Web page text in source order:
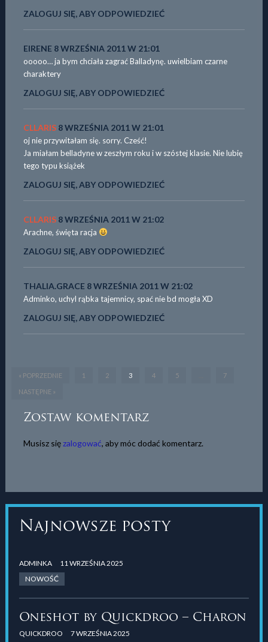
ZALOGUJ SIĘ, ABY ODPOWIEDZIEĆ
EIRENE 8 WRZEŚNIA 2011 W 21:01
ooooo… ja bym chciała zagrać Balladynę. uwielbiam czarne
charaktery
ZALOGUJ SIĘ, ABY ODPOWIEDZIEĆ
CLLARIS 8 WRZEŚNIA 2011 W 21:01
oj nie przywitałam się. sorry. Cześć!
Ja miałam belladyne w zeszłym roku i w szóstej klasie. Nie lubię
tego typu książek
ZALOGUJ SIĘ, ABY ODPOWIEDZIEĆ
CLLARIS 8 WRZEŚNIA 2011 W 21:02
Arachne, święta racja
ZALOGUJ SIĘ, ABY ODPOWIEDZIEĆ
THALIA.GRACE 8 WRZEŚNIA 2011 W 21:02
Adminko, uchyl rąbka tajemnicy, spać nie bd mogła XD
ZALOGUJ SIĘ, ABY ODPOWIEDZIEĆ
« POPRZEDNIE 1 2 3 4 5 7
NASTĘPNE »
Zostaw komentarz
Musisz sięzalogować, aby móc dodać komentarz.
Najnowsze posty
ADMINKA
11 WRZEŚNIA 2025
NOWOŚĆ
Oneshot by Quickdroo – Charon
QUICKDROO
7 WRZEŚNIA 2025